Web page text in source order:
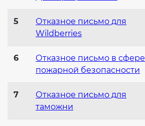
5
Отказное письмо для
Wildberries
6
Отказное письмо в сфере
пожарной безопасности
7
Отказное письмо для
таможни